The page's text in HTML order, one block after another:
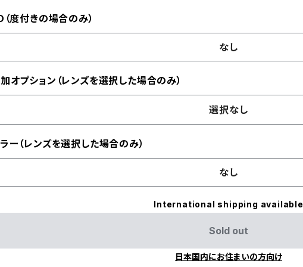
（度付きの場合のみ）
なし
オプション（レンズを選択した場合のみ）
選択なし
ー（レンズを選択した場合のみ）
なし
International shipping available
Sold out
日本国内にお住まいの方向け